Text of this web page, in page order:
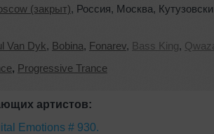
(закрыт), Россия, Москва,
Van Dyk, Bobina, Fonarev, Bass King,
, Progressive Trance
артистов:
Emotions # 930.